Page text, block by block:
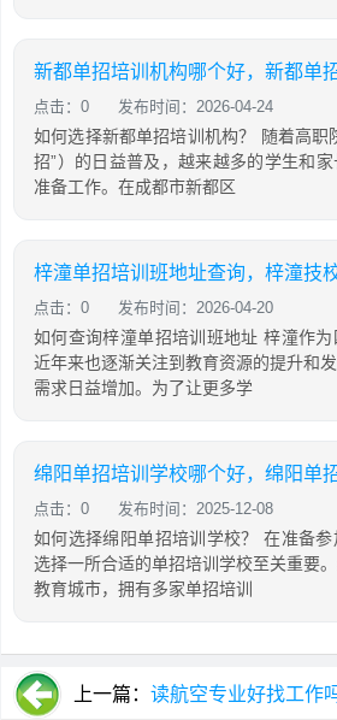
新都单招培训机构哪个好，新都单
点击：0 发布时间：2026-04-24
如何选择新都单招培训机构？ 随着高职
招”）的日益普及，越来越多的学生和
准备工作。在成都市新都区
梓潼单招培训班地址查询，梓潼技
点击：0 发布时间：2026-04-20
如何查询梓潼单招培训班地址 梓潼作为
近年来也逐渐关注到教育资源的提升和
需求日益增加。为了让更多学
绵阳单招培训学校哪个好，绵阳单
点击：0 发布时间：2025-12-08
如何选择绵阳单招培训学校？ 在准备参
选择一所合适的单招培训学校至关重要
教育城市，拥有多家单招培训
上一篇： 读航空专业好找工作